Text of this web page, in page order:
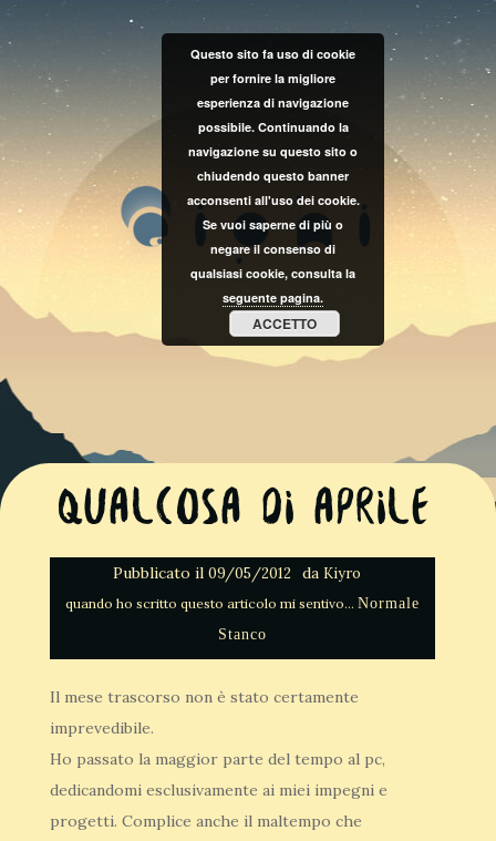
Qualcosa di Aprile
Pubblicato il 09/05/2012 da Kiyro
Normale
Stanco
Il mese trascorso non è stato certamente
imprevedibile.
Ho passato la maggior parte del tempo al pc,
dedicandomi esclusivamente ai miei impegni e
progetti. Complice anche il maltempo che
Questo sito fa uso di cookie
per fornire la migliore
esperienza di navigazione
possibile. Continuando la
navigazione su questo sito o
chiudendo questo banner
acconsenti all'uso dei cookie.
Se vuoi saperne di più o
negare il consenso di
qualsiasi cookie, consulta la
seguente pagina.
ACCETTO